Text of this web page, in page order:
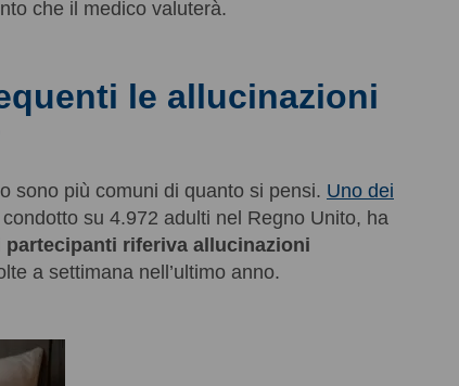
che il medico valuterà.
le allucinazioni
sono più comuni di quanto si pensi. Uno dei
su 4.972 adulti nel Regno Unito, ha
partecipanti riferiva allucinazioni
a settimana nell’ultimo anno.